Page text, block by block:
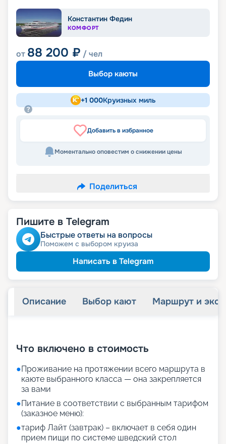
Константин Федин
КОМФОРТ
от 88 200 ₽ / чел
Выбор каюты
+1 000Круизных миль
Добавить в избранное
Моментально оповестим о снижении цены
Поделиться
Пишите в Telegram
Быстрые ответы на вопросы
Поможем с выбором круиза
Написать в Telegram
Описание Выбор кают Маршрут и
Что включено в стоимость
●Проживание на протяжении всего маршрута в
каюте выбранного класса — она закрепляется
за вами
●Питание в соответствии с выбранным тарифом
(заказное меню):
●тариф Лайт (завтрак) – включает в себя один
прием пищи по системе шведский стол